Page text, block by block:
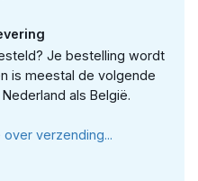
Je bestelling wordt
is meestal de volgende
als België.
verzending...